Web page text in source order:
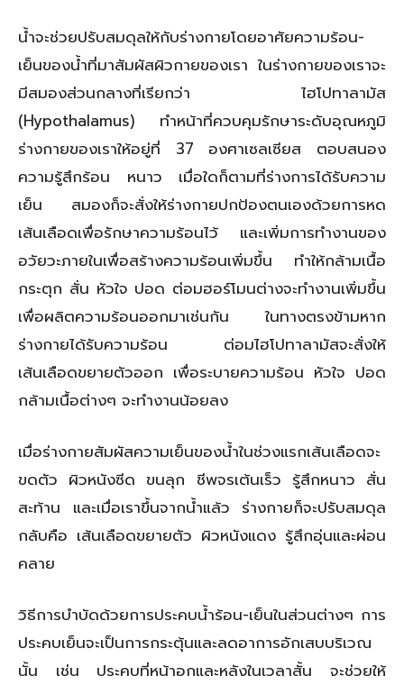
น้ำจะช่วยปรับสมดุลให้กับร่างกายโดยอาศัยความร้อน-
เย็นของน้ำที่มาสัมผัสผิวกายของเรา ในร่างกายของเราจะ
มีสมองส่วนกลางที่เรียกว่า ไฮโปทาลามัส
(Hypothalamus) ทำหน้าที่ควบคุมรักษาระดับอุณหภูมิ
ร่างกายของเราให้อยู่ที่ 37 องศาเซลเซียส ตอบสนอง
ความรู้สึกร้อน หนาว เมื่อใดก็ตามที่ร่างการได้รับความ
เย็น สมองก็จะสั่งให้ร่างกายปกป้องตนเองด้วยการหด
เส้นเลือดเพื่อรักษาความร้อนไว้ และเพิ่มการทำงานของ
อวัยวะภายในเพื่อสร้างความร้อนเพิ่มขึ้น ทำให้กล้ามเนื้อ
กระตุก สั่น หัวใจ ปอด ต่อมฮอร์โมนต่างจะทำงานเพิ่มขึ้น
เพื่อผลิตความร้อนออกมาเช่นกัน ในทางตรงข้ามหาก
ร่างกายได้รับความร้อน ต่อมไฮโปทาลามัสจะสั่งให้
เส้นเลือดขยายตัวออก เพื่อระบายความร้อน หัวใจ ปอด
กล้ามเนื้อต่างๆ จะทำงานน้อยลง
เมื่อร่างกายสัมผัสความเย็นของน้ำในช่วงแรกเส้นเลือดจะ
ขดตัว ผิวหนังซีด ขนลุก ชีพจรเต้นเร็ว รู้สึกหนาว สั่น
สะท้าน และเมื่อเราขึ้นจากน้ำแล้ว ร่างกายก็จะปรับสมดุล
กลับคือ เส้นเลือดขยายตัว ผิวหนังแดง รู้สึกอุ่นและผ่อน
คลาย
วิธีการบำบัดด้วยการประคบน้ำร้อน-เย็นในส่วนต่างๆ การ
ประคบเย็นจะเป็นการกระตุ้นและลดอาการอักเสบบริเวณ
นั้น เช่น ประคบที่หน้าอกและหลังในเวลาสั้น จะช่วยให้